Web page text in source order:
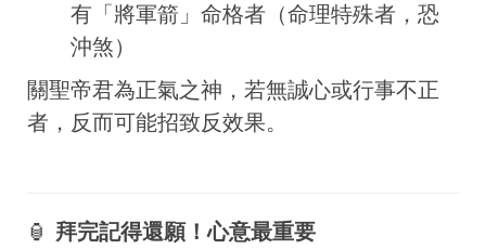
有「將軍箭」命格者（命理特殊者，恐
沖煞）
關聖帝君為正氣之神，若無誠心或行事不正
者，反而可能招致反效果。
🏮 拜完記得還願！心意最重要